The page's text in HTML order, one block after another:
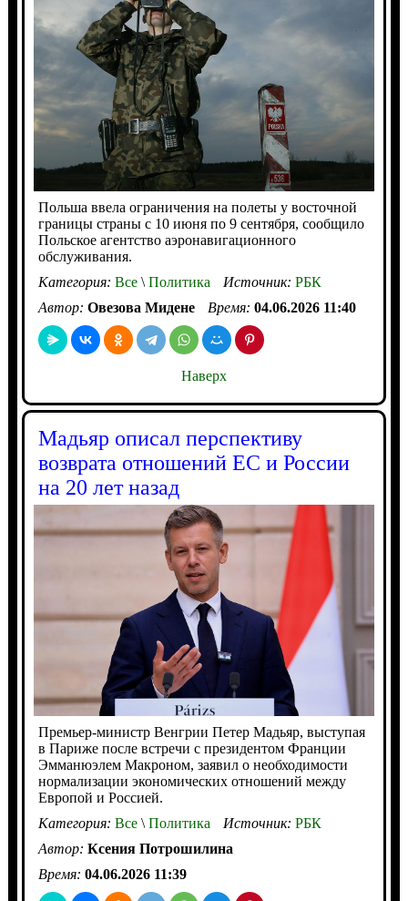
Польша ввела ограничения на полеты у восточной
границы страны с 10 июня по 9 сентября, сообщило
Польское агентство аэронавигационного
обслуживания.
Категория: Все\Политика Источник: РБК
Автор: Овезова Мидене Время: 04.06.2026 11:40
Наверх
Мадьяр описал перспективу
возврата отношений ЕС и России
на 20 лет назад
Премьер-министр Венгрии Петер Мадьяр, выступая
в Париже после встречи с президентом Франции
Эмманюэлем Макроном, заявил о необходимости
нормализации экономических отношений между
Европой и Россией.
Категория: Все\Политика Источник: РБК
Автор: Ксения Потрошилина
Время: 04.06.2026 11:39